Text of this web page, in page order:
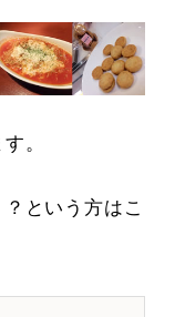
。
という方はこ